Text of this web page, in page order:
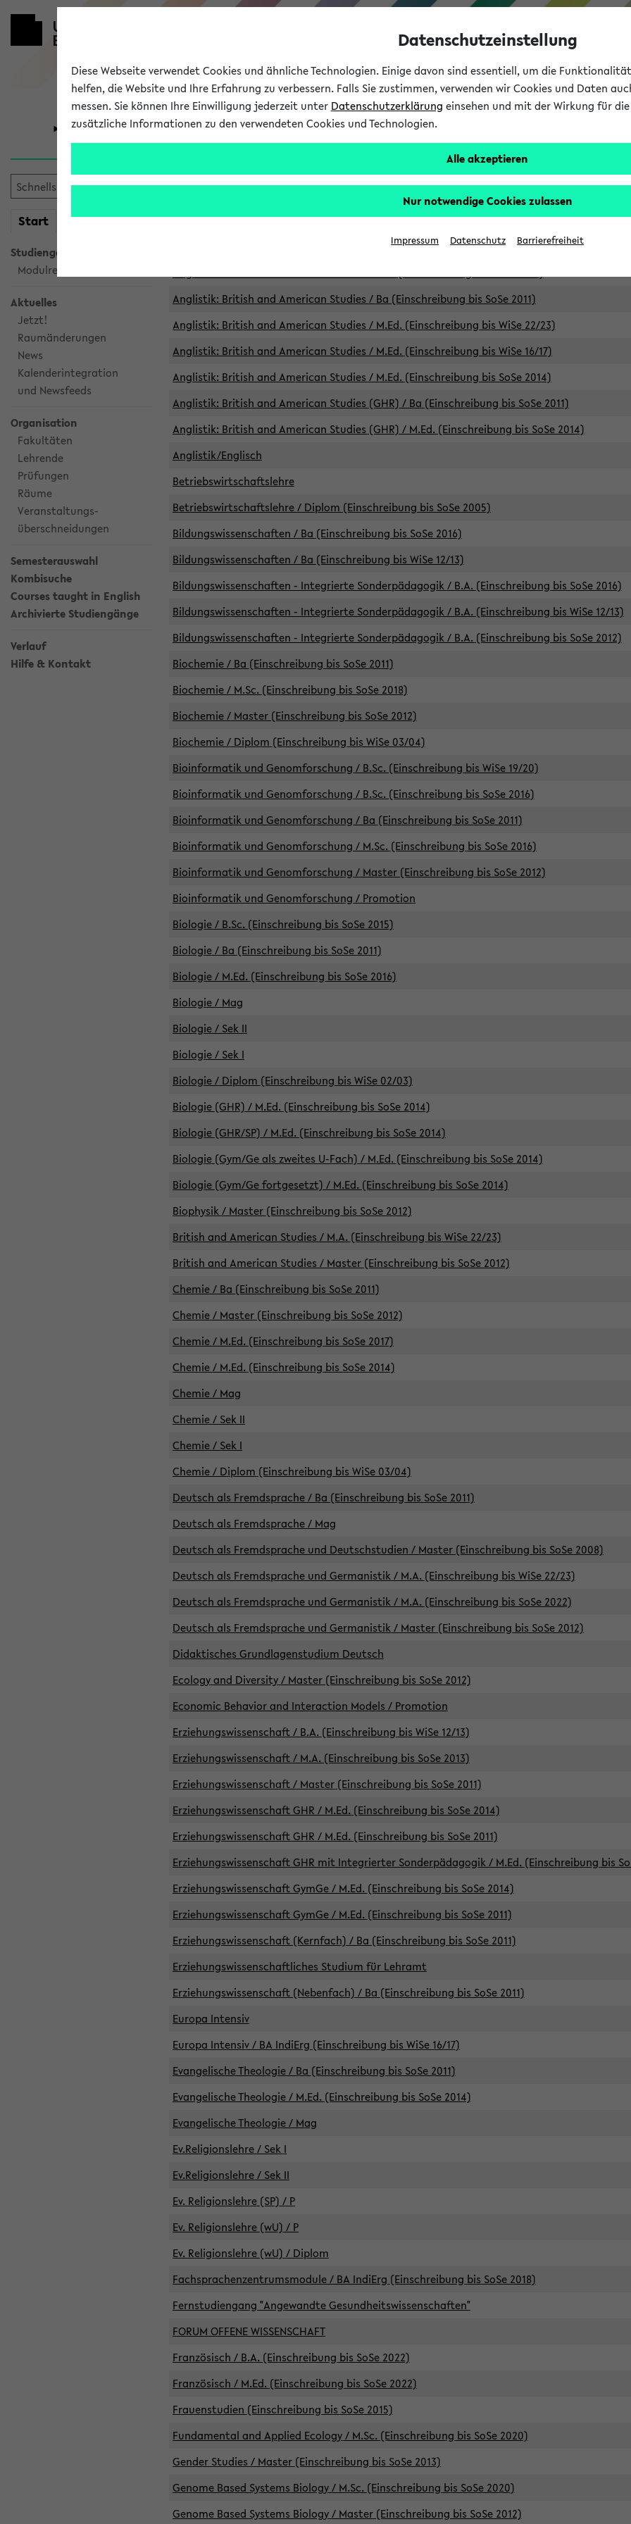
Universität Forschung Studium
Start meineKVV
Studiengangsauswahl
Modulrecherche
Aktuelles
Jetzt!
Raumänderungen
News
Kalenderintegration
und Newsfeeds
Organisation
Fakultäten
Lehrende
Prüfungen
Räume
Veranstaltungs-
überschneidungen
Semesterauswahl
Kombisuche
Courses taught in English
Archivierte Studiengänge
Verlauf
Hilfe & Kontakt
Archivierte Studiengänge
Anglistik: British and American Studies / B.A. (Einschreibung bis WiSe 16/17)
Anglistik: British and American Studies / B.A. (Einschreibung bis SoSe 2015)
Anglistik: British and American Studies / Ba (Einschreibung bis SoSe 2011)
Anglistik: British and American Studies / M.Ed. (Einschreibung bis WiSe 22/23)
Anglistik: British and American Studies / M.Ed. (Einschreibung bis WiSe 16/17)
Anglistik: British and American Studies / M.Ed. (Einschreibung bis SoSe 2014)
Anglistik: British and American Studies (GHR) / Ba (Einschreibung bis SoSe 2011)
Anglistik: British and American Studies (GHR) / M.Ed. (Einschreibung bis SoSe 2014)
Anglistik/Englisch
Betriebswirtschaftslehre
Betriebswirtschaftslehre / Diplom (Einschreibung bis SoSe 2005)
Bildungswissenschaften / Ba (Einschreibung bis SoSe 2016)
Bildungswissenschaften / Ba (Einschreibung bis WiSe 12/13)
Bildungswissenschaften - Integrierte Sonderpädagogik / B.A. (Einschreibung bis SoSe 2016)
Bildungswissenschaften - Integrierte Sonderpädagogik / B.A. (Einschreibung bis WiSe 12/13)
Bildungswissenschaften - Integrierte Sonderpädagogik / B.A. (Einschreibung bis SoSe 2012)
Biochemie / Ba (Einschreibung bis SoSe 2011)
Biochemie / M.Sc. (Einschreibung bis SoSe 2018)
Biochemie / Master (Einschreibung bis SoSe 2012)
Biochemie / Diplom (Einschreibung bis WiSe 03/04)
Bioinformatik und Genomforschung / B.Sc. (Einschreibung bis WiSe 19/20)
Bioinformatik und Genomforschung / B.Sc. (Einschreibung bis SoSe 2016)
Bioinformatik und Genomforschung / Ba (Einschreibung bis SoSe 2011)
Bioinformatik und Genomforschung / M.Sc. (Einschreibung bis SoSe 2016)
Bioinformatik und Genomforschung / Master (Einschreibung bis SoSe 2012)
Bioinformatik und Genomforschung / Promotion
Biologie / B.Sc. (Einschreibung bis SoSe 2015)
Biologie / Ba (Einschreibung bis SoSe 2011)
Biologie / M.Ed. (Einschreibung bis SoSe 2016)
Biologie / Mag
Biologie / Sek II
Biologie / Sek I
Biologie / Diplom (Einschreibung bis WiSe 02/03)
Biologie (GHR) / M.Ed. (Einschreibung bis SoSe 2014)
Biologie (GHR/SP) / M.Ed. (Einschreibung bis SoSe 2014)
Biologie (Gym/Ge als zweites U-Fach) / M.Ed. (Einschreibung bis SoSe 2014)
Biologie (Gym/Ge fortgesetzt) / M.Ed. (Einschreibung bis SoSe 2014)
Biophysik / Master (Einschreibung bis SoSe 2012)
British and American Studies / M.A. (Einschreibung bis WiSe 22/23)
British and American Studies / Master (Einschreibung bis SoSe 2012)
Chemie / Ba (Einschreibung bis SoSe 2011)
Chemie / Master (Einschreibung bis SoSe 2012)
Chemie / M.Ed. (Einschreibung bis SoSe 2017)
Chemie / M.Ed. (Einschreibung bis SoSe 2014)
Chemie / Mag
Chemie / Sek II
Chemie / Sek I
Chemie / Diplom (Einschreibung bis WiSe 03/04)
Deutsch als Fremdsprache / Ba (Einschreibung bis SoSe 2011)
Deutsch als Fremdsprache / Mag
Deutsch als Fremdsprache und Deutschstudien / Master (Einschreibung bis SoSe 2008)
Deutsch als Fremdsprache und Germanistik / M.A. (Einschreibung bis WiSe 22/23)
Deutsch als Fremdsprache und Germanistik / M.A. (Einschreibung bis SoSe 2022)
Deutsch als Fremdsprache und Germanistik / Master (Einschreibung bis SoSe 2012)
Didaktisches Grundlagenstudium Deutsch
Ecology and Diversity / Master (Einschreibung bis SoSe 2012)
Economic Behavior and Interaction Models / Promotion
Erziehungswissenschaft / B.A. (Einschreibung bis WiSe 12/13)
Erziehungswissenschaft / M.A. (Einschreibung bis SoSe 2013)
Erziehungswissenschaft / Master (Einschreibung bis SoSe 2011)
Erziehungswissenschaft GHR / M.Ed. (Einschreibung bis SoSe 2014)
Erziehungswissenschaft GHR / M.Ed. (Einschreibung bis SoSe 2011)
Erziehungswissenschaft GHR mit Integrierter Sonderpädagogik / M.Ed. (Einschreibung bis
Erziehungswissenschaft GymGe / M.Ed. (Einschreibung bis SoSe 2014)
Erziehungswissenschaft GymGe / M.Ed. (Einschreibung bis SoSe 2011)
Erziehungswissenschaft (Kernfach) / Ba (Einschreibung bis SoSe 2011)
Erziehungswissenschaftliches Studium für Lehramt
Erziehungswissenschaft (Nebenfach) / Ba (Einschreibung bis SoSe 2011)
Europa Intensiv
Europa Intensiv / BA IndiErg (Einschreibung bis WiSe 16/17)
Evangelische Theologie / Ba (Einschreibung bis SoSe 2011)
Evangelische Theologie / M.Ed. (Einschreibung bis SoSe 2014)
Evangelische Theologie / Mag
Ev.Religionslehre / Sek I
Ev.Religionslehre / Sek II
Ev. Religionslehre (SP) / P
Ev. Religionslehre (wU) / P
Ev. Religionslehre (wU) / Diplom
Fachsprachenzentrumsmodule / BA IndiErg (Einschreibung bis SoSe 2018)
Fernstudiengang "Angewandte Gesundheitswissenschaften"
FORUM OFFENE WISSENSCHAFT
Französisch / B.A. (Einschreibung bis SoSe 2022)
Französisch / M.Ed. (Einschreibung bis SoSe 2022)
Frauenstudien (Einschreibung bis SoSe 2015)
Fundamental and Applied Ecology / M.Sc. (Einschreibung bis SoSe 2020)
Gender Studies / Master (Einschreibung bis SoSe 2013)
Genome Based Systems Biology / M.Sc. (Einschreibung bis SoSe 2020)
Genome Based Systems Biology / Master (Einschreibung bis SoSe 2012)
Datenschutzeinstellung
Diese Webseite verwendet Cookies und ähnliche Technologien. Einige davon sind essentiell, um die
helfen, die Website und Ihre Erfahrung zu verbessern. Falls Sie zustimmen, verwenden wir Cookies und Daten
messen. Sie können Ihre Einwilligung jederzeit unter Datenschutzerklärung einsehen und mit der Wirkung für
zusätzliche Informationen zu den verwendeten Cookies und Technologien.
Alle akzeptieren
Nur notwendige Cookies zulassen
Impressum Datenschutz Barrierefreiheit